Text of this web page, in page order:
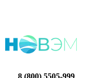
8 (800) 5505-999